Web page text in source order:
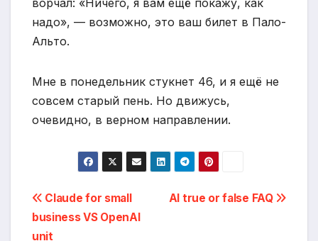
ворчал: «Ничего, я вам ещё покажу, как
надо», — возможно, это ваш билет в Пало-
Альто.
Мне в понедельник стукнет 46, и я ещё не
совсем старый пень. Но движусь,
очевидно, в верном направлении.
Post
navigation
AI true or false FAQ
Claude for small
business VS OpenAI
unit